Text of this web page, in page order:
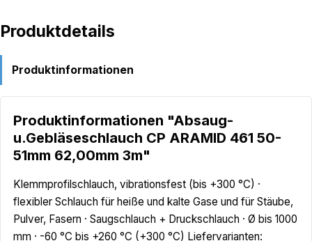
Produktdetails
Produktinformationen
Produktinformationen "Absaug-
u.Gebläseschlauch CP ARAMID 461 50-
51mm 62,00mm 3m"
Klemmprofilschlauch, vibrationsfest (bis +300 °C) ·
flexibler Schlauch für heiße und kalte Gase und für Stäube,
Pulver, Fasern · Saugschlauch + Druckschlauch · Ø bis 1000
mm · -60 °C bis +260 °C (+300 °C) Liefervarianten: